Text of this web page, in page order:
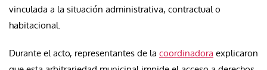
vinculada a la situación administrativa, contractual o
habitacional.
Durante el acto, representantes de la coordinadora explicaron